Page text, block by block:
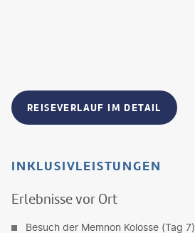
REISEVERLAUF IM DETAIL
INKLUSIVLEISTUNGEN
Erlebnisse vor Ort
Besuch der Memnon Kolosse (Tag 7)